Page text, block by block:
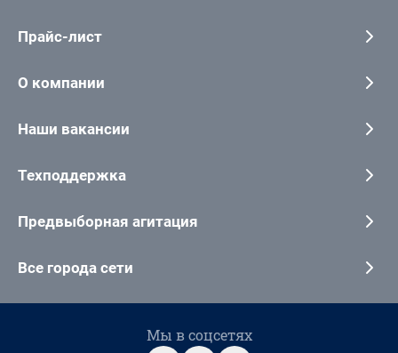
Прайс-лист
О компании
Наши вакансии
Техподдержка
Предвыборная агитация
Все города сети
Мы в соцсетях